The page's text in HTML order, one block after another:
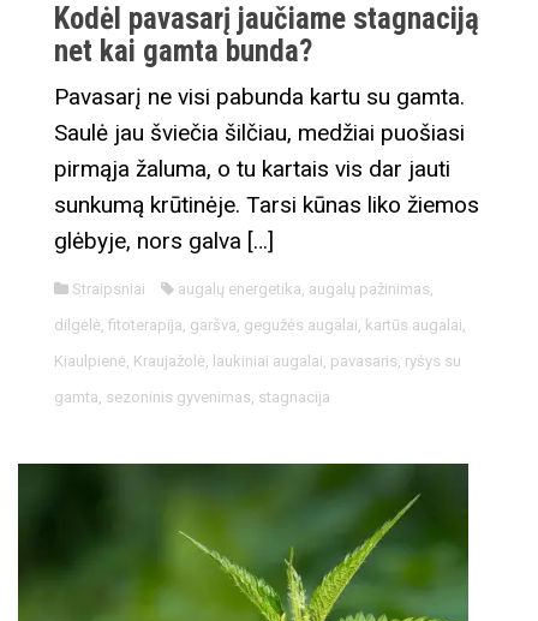
Kodėl pavasarį jaučiame stagnaciją
net kai gamta bunda?
Pavasarį ne visi pabunda kartu su gamta.
Saulė jau šviečia šilčiau, medžiai puošiasi
pirmąja žaluma, o tu kartais vis dar jauti
sunkumą krūtinėje. Tarsi kūnas liko žiemos
glėbyje, nors galva […]
Straipsniai augalų energetika, augalų pažinimas,
dilgėlė, fitoterapija, garšva, gegužės augalai, kartūs augalai,
Kiaulpienė, Kraujažolė, laukiniai augalai, pavasaris, ryšys su
gamta, sezoninis gyvenimas, stagnacija